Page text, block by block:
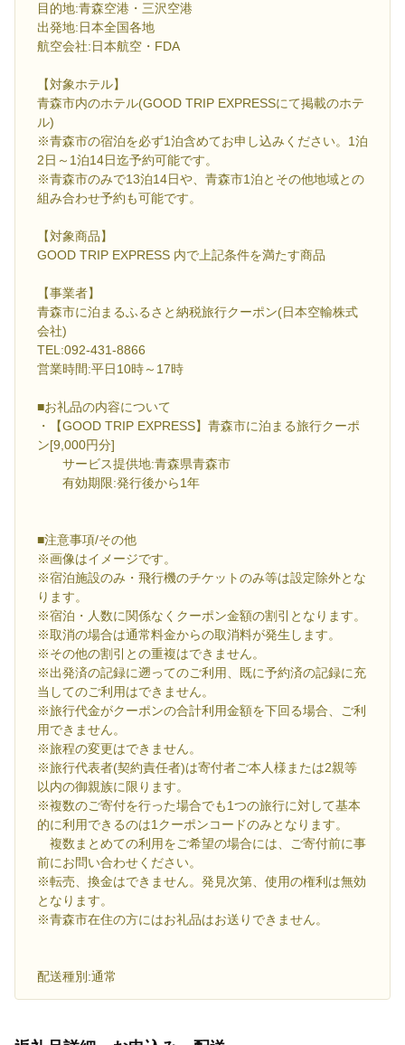
目的地:青森空港・三沢空港
出発地:日本全国各地
航空会社:日本航空・FDA
【対象ホテル】
青森市内のホテル(GOOD TRIP EXPRESSにて掲載のホテ
ル)
※青森市の宿泊を必ず1泊含めてお申し込みください。1泊
2日～1泊14日迄予約可能です。
※青森市のみで13泊14日や、青森市1泊とその他地域との
組み合わせ予約も可能です。
【対象商品】
GOOD TRIP EXPRESS 内で上記条件を満たす商品
【事業者】
青森市に泊まるふるさと納税旅行クーポン(日本空輸株式
会社)
TEL:092-431-8866
営業時間:平日10時～17時
■お礼品の内容について
・【GOOD TRIP EXPRESS】青森市に泊まる旅行クーポ
ン[9,000円分]
サービス提供地:青森県青森市
有効期限:発行後から1年
■注意事項/その他
※画像はイメージです。
※宿泊施設のみ・飛行機のチケットのみ等は設定除外とな
ります。
※宿泊・人数に関係なくクーポン金額の割引となります。
※取消の場合は通常料金からの取消料が発生します。
※その他の割引との重複はできません。
※出発済の記録に遡ってのご利用、既に予約済の記録に充
当してのご利用はできません。
※旅行代金がクーポンの合計利用金額を下回る場合、ご利
用できません。
※旅程の変更はできません。
※旅行代表者(契約責任者)は寄付者ご本人様または2親等
以内の御親族に限ります。
※複数のご寄付を行った場合でも1つの旅行に対して基本
的に利用できるのは1クーポンコードのみとなります。
複数まとめての利用をご希望の場合には、ご寄付前に事
前にお問い合わせください。
※転売、換金はできません。発見次第、使用の権利は無効
となります。
※青森市在住の方にはお礼品はお送りできません。
配送種別:通常